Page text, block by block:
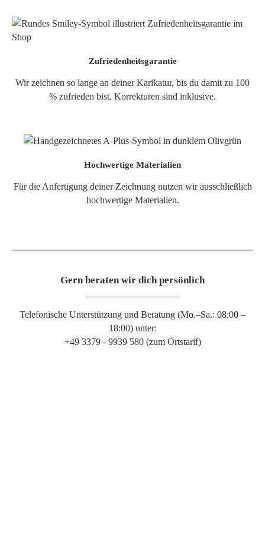
Zufriedenheitsgarantie
Wir zeichnen so lange an deiner Karikatur, bis du damit zu 100
% zufrieden bist. Korrekturen sind inklusive.
Hochwertige Materialien
Für die Anfertigung deiner Zeichnung nutzen wir ausschließlich
hochwertige Materialien.
Gern beraten wir dich persönlich
Telefonische Unterstützung und Beratung (Mo.–Sa.: 08:00 –
18:00) unter:
+49 3379 - 9939 580 (zum Ortstarif)